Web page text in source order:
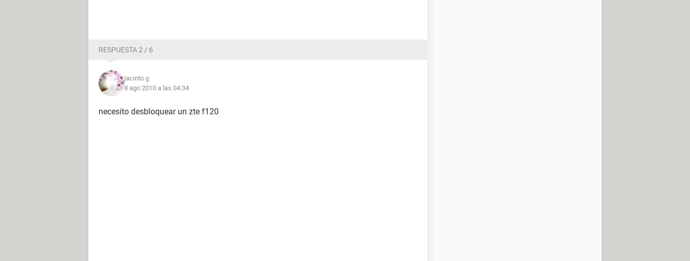
RESPUESTA 2 / 6
jacinto g
8 ago 2010 a las 04:34
necesito desbloquear un zte f120